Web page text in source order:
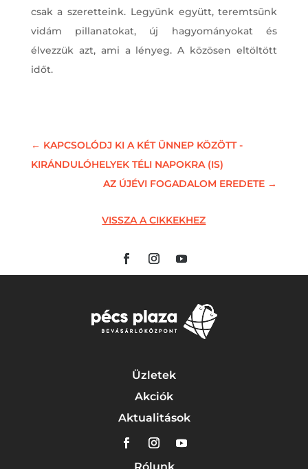
csak a szeretteink. Legyünk együtt, teremtsünk
vidám pillanatokat, új hagyományokat és
élvezzük azt, ami a lényeg. A közösen eltöltött
időt.
← KAPCSOLÓDJ KI A KÉT ÜNNEP KÖZÖTT -
KIRÁNDULÓHELYEK TÉLI NAPOKRA (IS)
AZ ÚJÉVI FOGADALOM EREDETE →
VISSZA A CIKKEKHEZ
Üzletek
Akciók
Aktualitások